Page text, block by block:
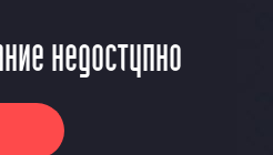
недоступно